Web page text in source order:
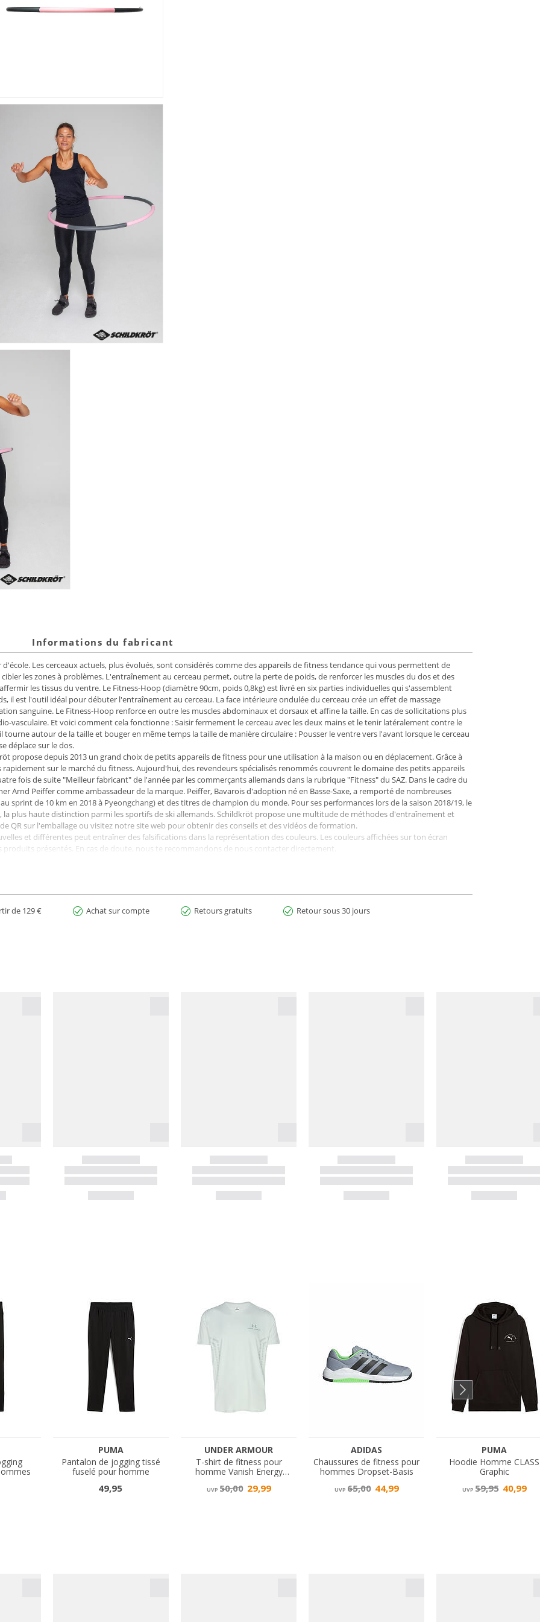
Informations du fabricant
Les cerceaux actuels, plus évolués, sont considérés comme des appareils de fitness tendance qui vous permettent de
les zones à problèmes. L'entraînement au cerceau permet, outre la perte de poids, de renforcer les muscles du dos et des
les tissus du ventre. Le Fitness-Hoop (diamètre 90cm, poids 0,8kg) est livré en six parties individuelles qui s'assemblent
il est l'outil idéal pour débuter l'entraînement au cerceau. La face intérieure ondulée du cerceau crée un effet de massage
sanguine. Le Fitness-Hoop renforce en outre les muscles abdominaux et dorsaux et affine la taille. En cas de sollicitations plus
vasculaire. Et voici comment cela fonctionne : Saisir fermement le cerceau avec les deux mains et le tenir latéralement contre le
autour de la taille et bouger en même temps la taille de manière circulaire : Pousser le ventre vers l'avant lorsque le cerceau
déplace sur le dos.
propose depuis 2013 un grand choix de petits appareils de fitness pour une utilisation à la maison ou en déplacement. Grâce à
sur le marché du fitness. Aujourd'hui, des revendeurs spécialisés renommés couvrent le domaine des petits appareils
fois de suite "Meilleur fabricant" de l'année par les commerçants allemands dans la rubrique "Fitness" du SAZ. Dans le cadre du
Arnd Peiffer comme ambassadeur de la marque. Peiffer, Bavarois d'adoption né en Basse-Saxe, a remporté de nombreuses
sprint de 10 km en 2018 à Pyeongchang) et des titres de champion du monde. Pour ses performances lors de la saison 2018/19, le
plus haute distinction parmi les sportifs de ski allemands. Schildkröt propose une multitude de méthodes d'entraînement et
QR sur l'emballage ou visitez notre site web pour obtenir des conseils et des vidéos de formation.
et différentes peut entraîner des falsifications dans la représentation des couleurs. Les couleurs affichées sur ton écran
présentés. En cas de doute, nous te recommandons de nous contacter directement.
particulier
de sollicitations plus longues, également parfait pour l'entraînement cardio-vasculaire
l'outil idéal pour débuter l'entraînement au cerceau
de 129 € Achat sur compte Retours gratuits Retour sous 30 jours